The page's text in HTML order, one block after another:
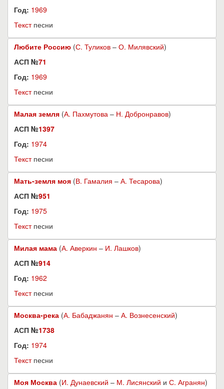
Год: 1969
Текстпесни
Любите Россию (С. Туликов – О. Милявский)
АСП №71
Год: 1969
Текстпесни
Малая земля (А. Пахмутова – Н. Добронравов)
АСП №1397
Год: 1974
Текстпесни
Мать-земля моя (В. Гамалия – А. Тесарова)
АСП №951
Год: 1975
Текстпесни
Милая мама (А. Аверкин – И. Лашков)
АСП №914
Год: 1962
Текстпесни
Москва-река (А. Бабаджанян – А. Вознесенский)
АСП №1738
Год: 1974
Текстпесни
Моя Москва (И. Дунаевский – М. Лисянский и С. Агранян)